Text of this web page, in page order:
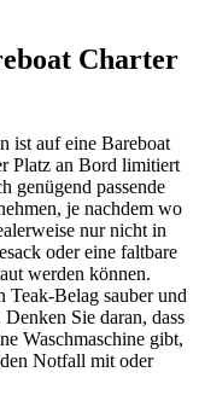
Charter
ist auf eine Bareboat
Platz an Bord limitiert
genügend passende
je nachdem wo
nur nicht in
oder eine faltbare
werden können.
Teak-Belag sauber und
Sie daran, dass
Waschmaschine gibt,
Notfall mit oder